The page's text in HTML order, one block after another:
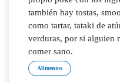
Alimentos